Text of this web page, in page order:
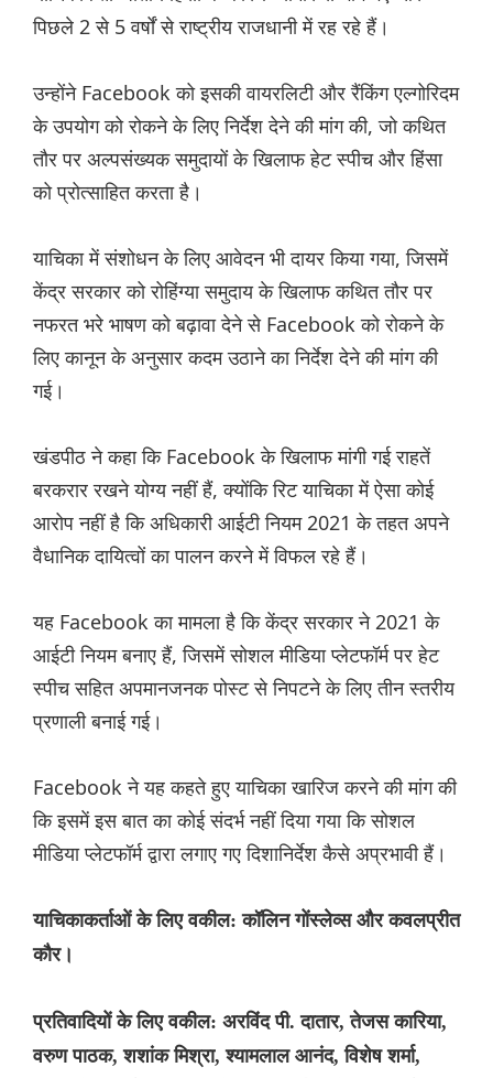
पिछले 2 से 5 वर्षों से राष्ट्रीय राजधानी में रह रहे हैं।
उन्होंने Facebook को इसकी वायरलिटी और रैंकिंग एल्गोरिदम
के उपयोग को रोकने के लिए निर्देश देने की मांग की, जो कथित
तौर पर अल्पसंख्यक समुदायों के खिलाफ हेट स्पीच और हिंसा
को प्रोत्साहित करता है।
याचिका में संशोधन के लिए आवेदन भी दायर किया गया, जिसमें
केंद्र सरकार को रोहिंग्या समुदाय के खिलाफ कथित तौर पर
नफरत भरे भाषण को बढ़ावा देने से Facebook को रोकने के
लिए कानून के अनुसार कदम उठाने का निर्देश देने की मांग की
गई।
खंडपीठ ने कहा कि Facebook के खिलाफ मांगी गई राहतें
बरकरार रखने योग्य नहीं हैं, क्योंकि रिट याचिका में ऐसा कोई
आरोप नहीं है कि अधिकारी आईटी नियम 2021 के तहत अपने
वैधानिक दायित्वों का पालन करने में विफल रहे हैं।
यह Facebook का मामला है कि केंद्र सरकार ने 2021 के
आईटी नियम बनाए हैं, जिसमें सोशल मीडिया प्लेटफॉर्म पर हेट
स्पीच सहित अपमानजनक पोस्ट से निपटने के लिए तीन स्तरीय
प्रणाली बनाई गई।
Facebook ने यह कहते हुए याचिका खारिज करने की मांग की
कि इसमें इस बात का कोई संदर्भ नहीं दिया गया कि सोशल
मीडिया प्लेटफॉर्म द्वारा लगाए गए दिशानिर्देश कैसे अप्रभावी हैं।
याचिकाकर्ताओं के लिए वकील: कॉलिन गोंस्लेव्स और कवलप्रीत
कौर।
प्रतिवादियों के लिए वकील: अरविंद पी. दातार, तेजस कारिया,
वरुण पाठक, शशांक मिश्रा, श्यामलाल आनंद, विशेष शर्मा,